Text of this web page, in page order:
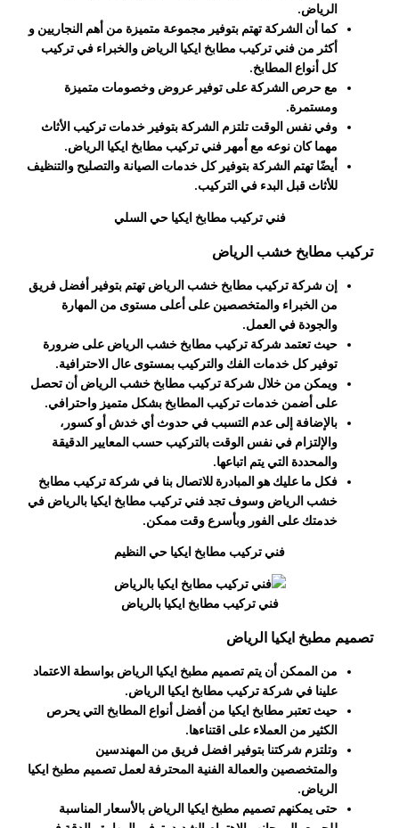
الرياض.
كما أن الشركة تهتم بتوفير مجموعة متميزة من أهم النجاريين و
أكثر منفني تركيب مطابخ ايكيا الرياض والخبراء في تركيب
كل أنواع المطابخ.
مع حرص الشركة على توفير عروض وخصومات متميزة
ومستمرة.
وفي نفس الوقت تلتزم الشركة بتوفير خدمات تركيب الأثاث
مهما كان نوعه مع أمهرفني تركيب مطابخ ايكيا الرياض.
أيضًا تهتم الشركة بتوفير كل خدمات الصيانة والتصليح والتنظيف
للأثاث قبل البدء في التركيب.
فني تركيب مطابخ ايكيا حي السلي
تركيب مطابخ خشب الرياض
إن شركةتركيب مطابخ خشب الرياض تهتم بتوفير أفضل فريق
من الخبراء والمتخصصين على أعلى مستوى من المهارة
والجودة في العمل.
حيث تعتمد شركةتركيب مطابخ خشب الرياض على ضرورة
توفير كل خدمات الفك والتركيب بمستوى عال الاحترافية.
ويمكن من خلال شركةتركيب مطابخ خشب الرياض أن تحصل
على أضمن خدمات تركيب المطابخ بشكل متميز واحترافي.
بالإضافة إلى عدم التسبب في حدوث أي خدش أو كسور،
والإلتزام في نفس الوقت بالتركيب حسب المعايير الدقيقة
والمحددة التي يتم اتباعها.
فكل ما عليك هو المبادرة للاتصال بنا في شركةتركيب مطابخ
خشب الرياض وسوف تجد فني تركيب مطابخ ايكيا بالرياض في
خدمتك على الفور وبأسرع وقت ممكن.
فني تركيب مطابخ ايكيا حي النظيم
فني تركيب مطابخ ايكيا بالرياض
تصميم مطبخ ايكيا الرياض
من الممكن أن يتمتصميم مطبخ ايكيا الرياض بواسطة الاعتماد
علينا في شركة تركيب مطابخ ايكيا الرياض.
حيث تعتبر مطابخ ايكيا من أفضل أنواع المطابخ التي يحرص
الكثير من العملاء على اقتناءها.
وتلتزم شركتنا بتوفير افضل فريق من المهندسين
والمتخصصين والعمالة الفنية المحترفة لعملتصميم مطبخ ايكيا
الرياض.
حتى يمكنهمتصميم مطبخ ايكيا الرياض بالأسعار المناسبة